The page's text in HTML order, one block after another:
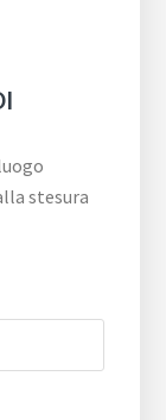
stesura